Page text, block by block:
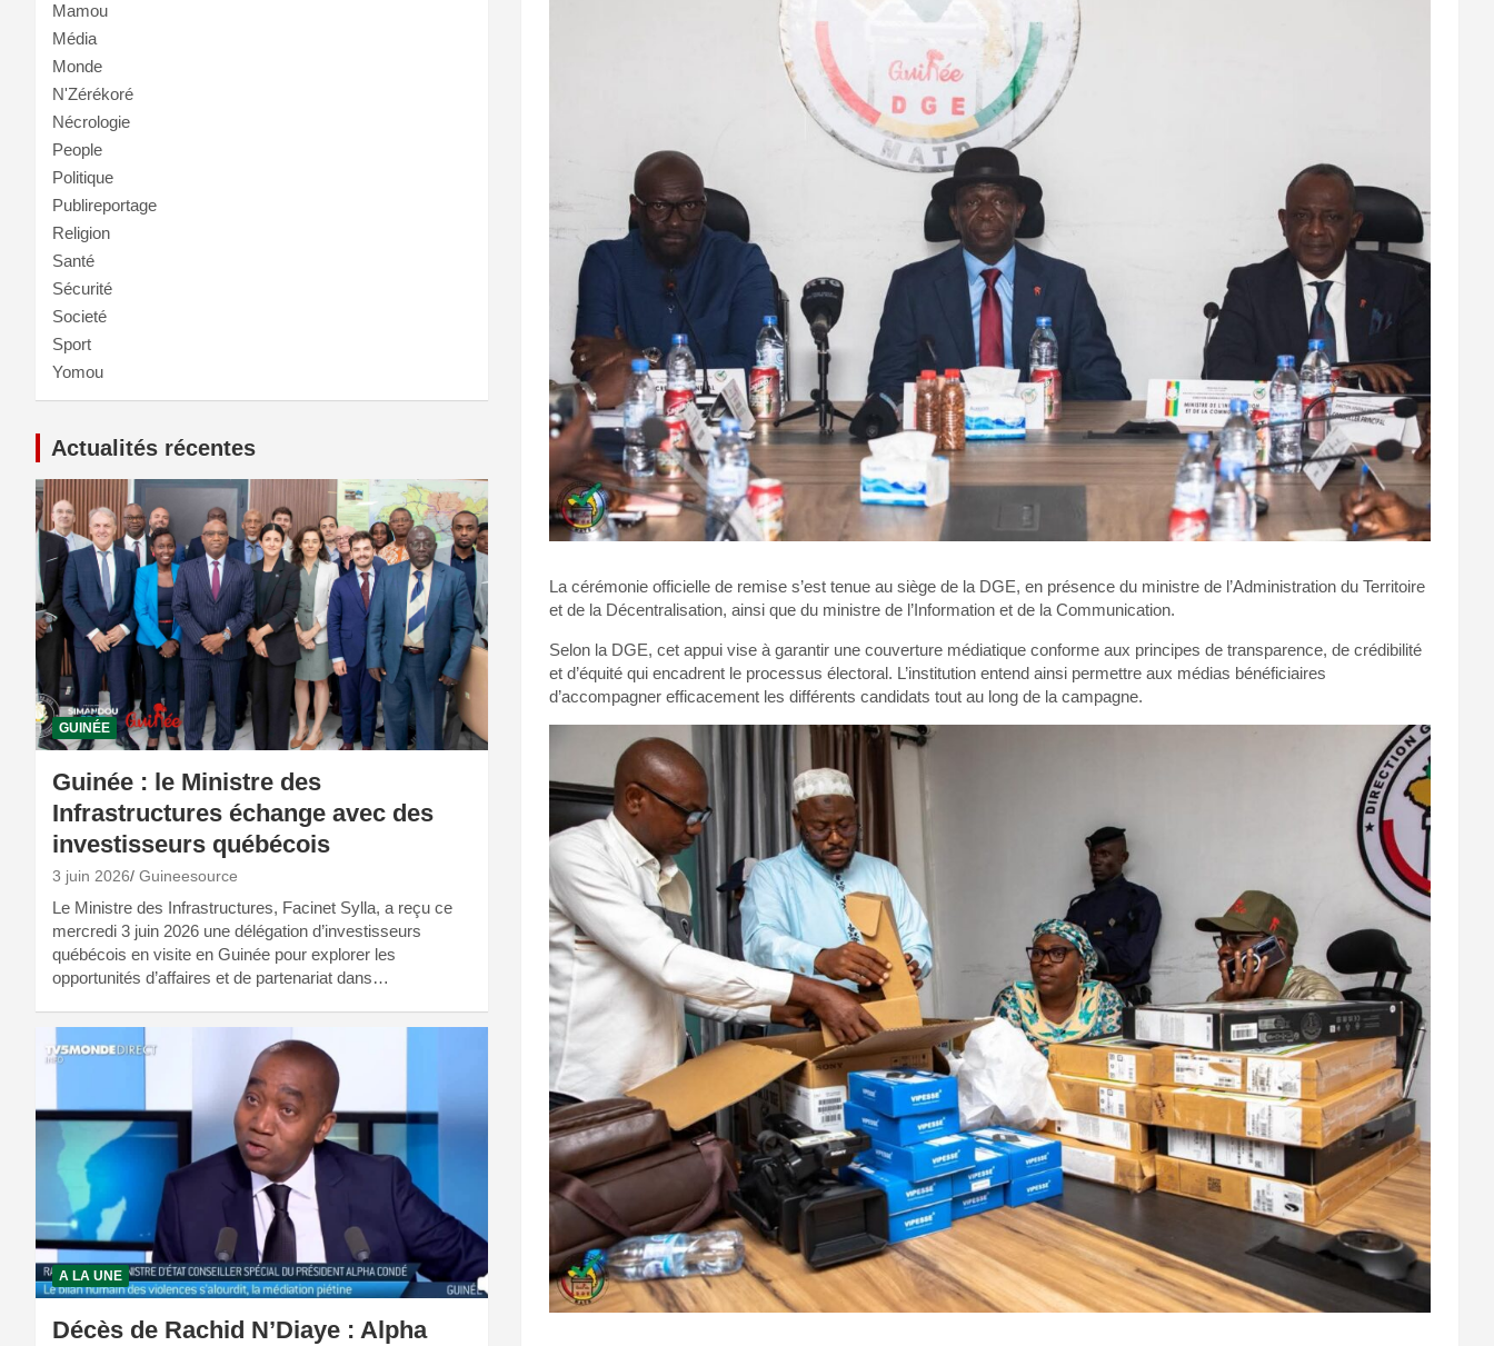
La cérémonie officielle de remise s’est tenue au siège de la DGE, en présence du ministre de l’Administration du Territoire
et de la Décentralisation, ainsi que du ministre de l’Information et de la Communication.
Selon la DGE, cet appui vise à garantir une couverture médiatique conforme aux principes de transparence, de crédibilité
et d’équité qui encadrent le processus électoral. L’institution entend ainsi permettre aux médias bénéficiaires
d’accompagner efficacement les différents candidats tout au long de la campagne.
Mamou
Média
Monde
N'Zérékoré
Nécrologie
People
Politique
Publireportage
Religion
Santé
Sécurité
Societé
Sport
Yomou
Actualités récentes
GUINÉE
Guinée : le Ministre des
Infrastructures échange avec des
investisseurs québécois
3 juin 2026 Guineesource
Le Ministre des Infrastructures, Facinet Sylla, a reçu ce
mercredi 3 juin 2026 une délégation d’investisseurs
québécois en visite en Guinée pour explorer les
opportunités d’affaires et de partenariat dans…
A LA UNE
Décès de Rachid N’Diaye : Alpha